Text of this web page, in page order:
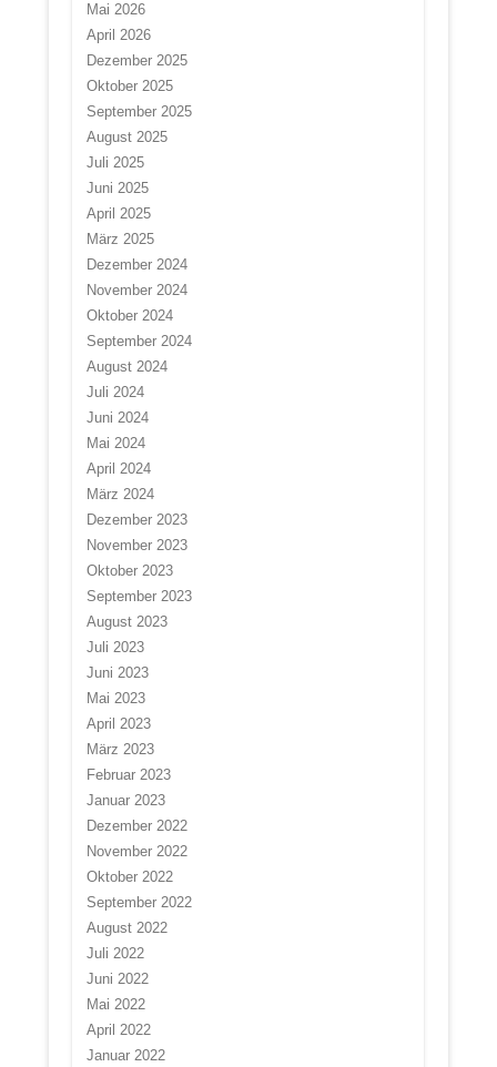
Mai 2026
April 2026
Dezember 2025
Oktober 2025
September 2025
August 2025
Juli 2025
Juni 2025
April 2025
März 2025
Dezember 2024
November 2024
Oktober 2024
September 2024
August 2024
Juli 2024
Juni 2024
Mai 2024
April 2024
März 2024
Dezember 2023
November 2023
Oktober 2023
September 2023
August 2023
Juli 2023
Juni 2023
Mai 2023
April 2023
März 2023
Februar 2023
Januar 2023
Dezember 2022
November 2022
Oktober 2022
September 2022
August 2022
Juli 2022
Juni 2022
Mai 2022
April 2022
Januar 2022